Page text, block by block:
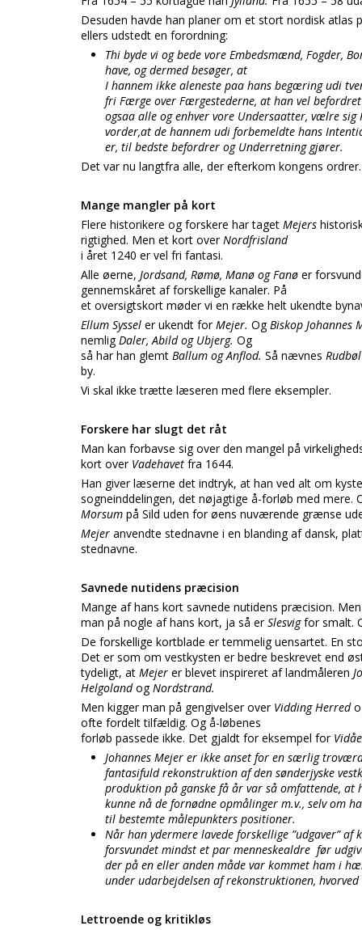
Desuden havde han planer om et stort nordisk atlas
ellers udstedt en forordning:
Thi byde vi og bede vore Embedsmænd, Fogder,
have, og dermed besøger, at
I hannem ikke aleneste paa hans begæring udi
fri Færge over Færgestederne, at han vel
ogsaa alle og enhver vore Undersaatter, vælre
vorder,at de hannem udi forbemeldte hans
er, til bedste befordrer og Underretning gjører.
Det var nu langtfra alle, der efterkom kongens ordrer.
Mange mangler på kort
Flere historikere og forskere har taget Mejers
rigtighed. Men et kort overNordfrisland
i året 1240 er vel fri fantasi.
Alle øerne, Jordsand, Rømø, Manø og Fanø er
gennemskåret af forskellige kanaler. På
et oversigtskort møder vi en række helt ukendte
Ellum Syssel er ukendt forMejer. OgBiskop Johannes
nemligDaler, Abild og Ubjerg. Og
så har han glemt Ballum og Anflod. Så nævnes
by.
Vi skal ikke trætte læseren med flere eksempler.
Forskere har slugt det råt
Man kan forbavse sig over den mangel på
kort over Vadehavet fra 1644.
Han giver læserne det indtryk, at han ved alt om
sogneinddelingen, det nøjagtige å-forløb med
Morsum på Sild uden for øens nuværende grænse
Mejer anvendte stednavne i en blanding af dansk,
stednavne.
Savnede nutidens præcision
Mange af hans kort savnede nutidens præcision.
man på nogle af hans kort, ja så erSlesvigfor smalt.
De forskellige kortblade er temmelig uensartet. En
Det er som om vestkysten er bedre beskrevet end
tydeligt, at Mejer er blevet inspireret af landmåleren
HelgolandogNordstrand.
Men kigger man på gengivelser over Vidding Herred
ofte fordelt tilfældig. Og å-løbenes
forløb passede ikke. Det gjaldt for eksempel for
Johannes Mejer er ikke anset for en særlig
fantasifuld rekonstruktion af den sønderjyske
produktion på ganske få år var så omfattende, at
kunne nå de fornødne opmålinger m.v., selv om
til bestemte målepunkters positioner.
Når han ydermere lavede forskellige ”udgaver”
forsvundet mindst et par menneskealdre før
der på en eller anden måde var kommet ham i
under udarbejdelsen af rekonstruktionen,
Lettroende og kritikløs